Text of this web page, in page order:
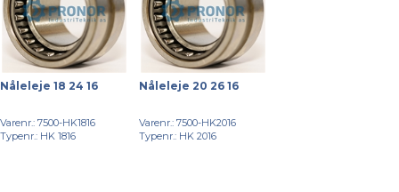
Nåleleje 18 24 16
Varenr.: 7500-HK1816
Typenr.: HK 1816
Nåleleje 20 26 16
Varenr.: 7500-HK2016
Typenr.: HK 2016